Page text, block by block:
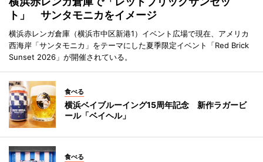
ト」 サンタモニカをイメージ
横浜赤レンガ倉庫（横浜市中区新港1）イベント広場で現在、アメリカ
西海岸「サンタモニカ」をテーマにした夏季限定イベント「Red Brick
Sunset 2026」が開催されている。
食べる
横浜ベイブルーイング15周年記念 新作ラガービ
ール「ベイヘル」
食べる